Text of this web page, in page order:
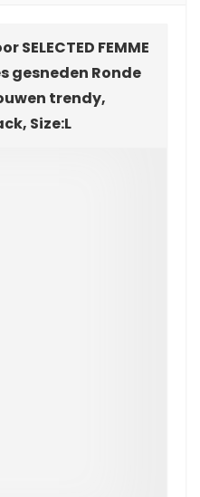
FEMME
gesneden Ronde
trendy,
Size:L